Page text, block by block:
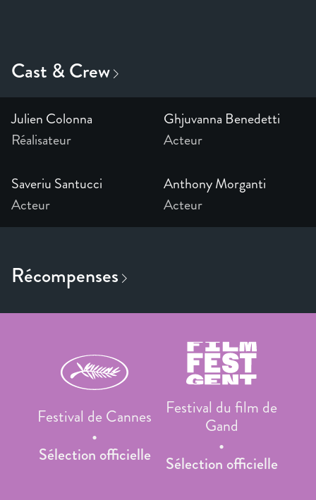
Julien Colonna
Réalisateur
Ghjuvanna Benedetti
Acteur
Saveriu Santucci
Acteur
Anthony Morganti
Acteur
Festival de Cannes
Sélection officielle
Festival du film de
Gand
Sélection officielle